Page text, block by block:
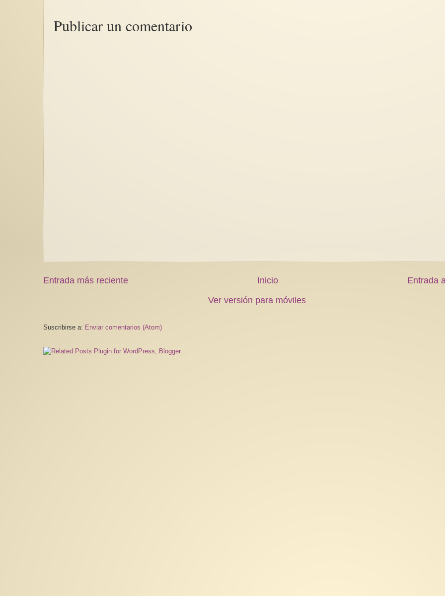
Publicar un comentario
Entrada más reciente Entrada
Inicio
Ver versión para móviles
Suscribirse a: Enviar comentarios (Atom)